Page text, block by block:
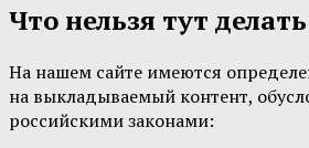
Что нельзя тут делать
На нашем сайте имеются
на выкладываемый контент,
российскими законами: